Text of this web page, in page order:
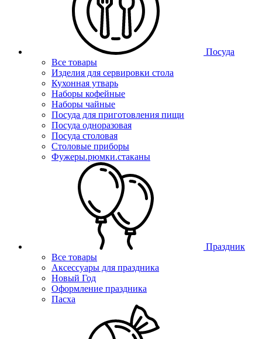
Посуда
Все товары
Изделия для сервировки стола
Кухонная утварь
Наборы кофейные
Наборы чайные
Посуда для приготовления пищи
Посуда одноразовая
Посуда столовая
Столовые приборы
Фужеры.рюмки.стаканы
Праздник
Все товары
Аксессуары для праздника
Новый Год
Оформление праздника
Пасха